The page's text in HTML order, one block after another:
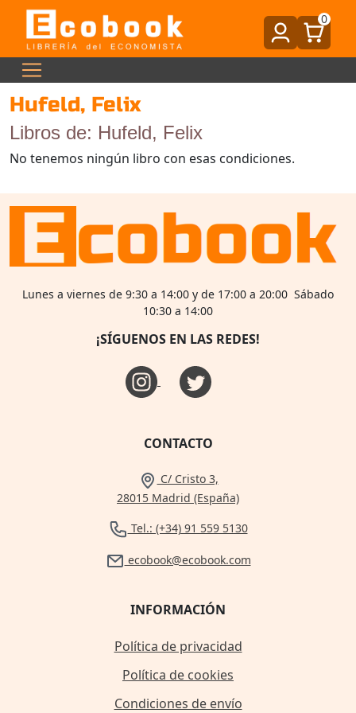
0
Hufeld, Felix
Libros de: Hufeld, Felix
No tenemos ningún libro con esas condiciones.
Lunes a viernes de 9:30 a 14:00 y de 17:00 a 20:00 Sábado
10:30 a 14:00
¡SÍGUENOS EN LAS REDES!
CONTACTO
C/ Cristo 3,
28015 Madrid (España)
Tel.: (+34) 91 559 5130
ecobook@ecobook.com
INFORMACIÓN
Política de privacidad
Política de cookies
Condiciones de envío